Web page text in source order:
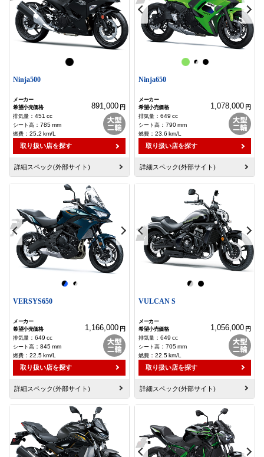
Ninja500
891,000 円
： 451 cc
： 785mm
： 25.2 km/L
取り扱い店を探す
詳細スペック(外部サイト)
Ninja650
1,078,000 円
： 649 cc
： 790mm
： 23.6 km/L
取り扱い店を探す
詳細スペック(外部サイト)
VERSYS650
1,166,000 円
： 649 cc
： 845mm
： 22.5km/L
取り扱い店を探す
詳細スペック(外部サイト)
VULCAN S
1,056,000 円
： 649 cc
： 705mm
： 22.5km/L
取り扱い店を探す
詳細スペック(外部サイト)